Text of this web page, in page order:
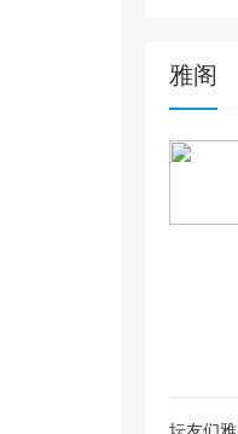
雅阁
上传视频最多10个，